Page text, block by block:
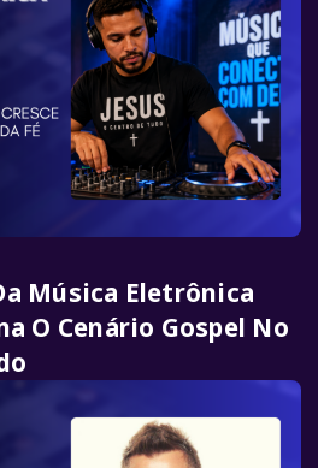
Música Eletrônica
O Cenário Gospel No